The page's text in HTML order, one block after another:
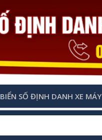
BIỂN SỐ ĐỊNH DANH XE MÁY